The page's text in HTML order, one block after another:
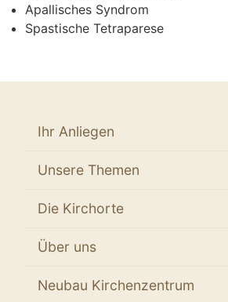
Apallisches Syndrom
Spastische Tetraparese
Ihr Anliegen
Unsere Themen
Die Kirchorte
Über uns
Neubau Kirchenzentrum